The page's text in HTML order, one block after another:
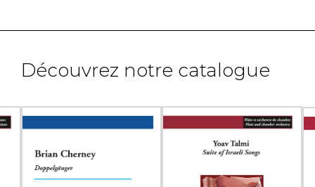
Découvrez notre catalogue